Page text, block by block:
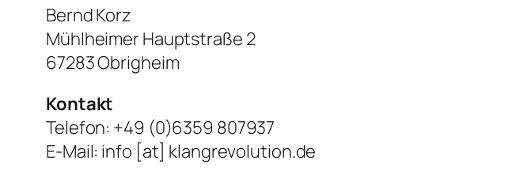
Bernd Korz
Mühlheimer Hauptstraße 2
67283 Obrigheim
Kontakt
Telefon: +49 (0)6359 807937
E-Mail: info [at] klangrevolution.de